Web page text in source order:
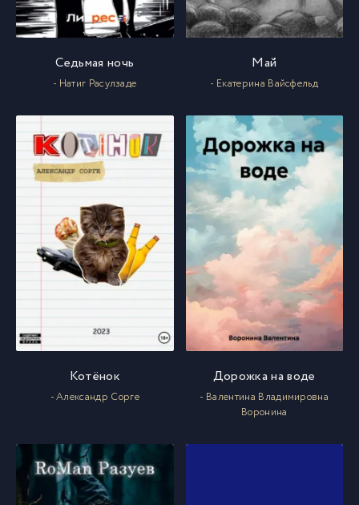
Седьмая ночь
- Натиг Расулзаде
Май
- Екатерина Вайсфельд
Котёнок
- Александр Сорге
Дорожка на воде
- Валентина Владимировна
Воронина